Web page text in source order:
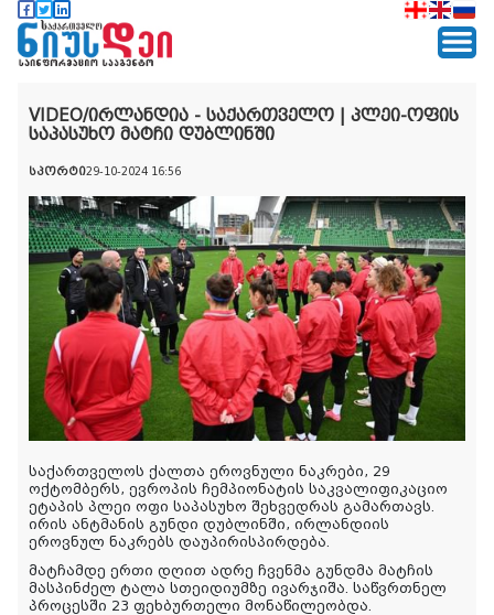
VIDEO/ირლანდია - საქართველო | პლეი-ოფის
საპასუხო მატჩი დუბლინში
სპორტი29-10-2024 16:56
საქართველოს ქალთა ეროვნული ნაკრები, 29
ოქტომბერს, ევროპის ჩემპიონატის საკვალიფიკაციო
ეტაპის პლეი ოფი საპასუხო შეხვედრას გამართავს.
ირის ანტმანის გუნდი დუბლინში, ირლანდიის
ეროვნულ ნაკრებს დაუპირისპირდება.
მატჩამდე ერთი დღით ადრე ჩვენმა გუნდმა მატჩის
მასპინძელ ტალა სთეიდიუმზე ივარჯიშა. საწვრთნელ
პროცესში 23 ფეხბურთელი მონაწილეობდა.